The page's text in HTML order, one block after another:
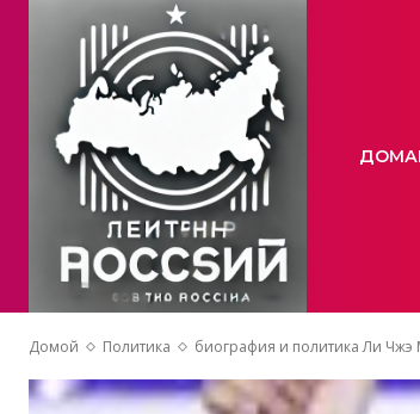
Домой Политика биография и политика Ли Чжэ